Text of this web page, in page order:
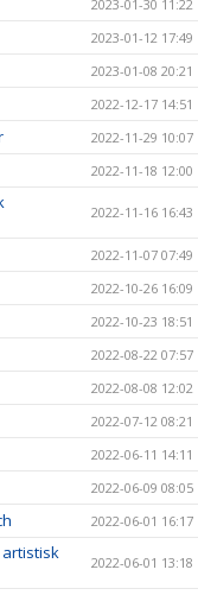
2023-01-30 11:22
2023-01-12 17:49
2023-01-08 20:21
2022-12-17 14:51
2022-11-29 10:07
2022-11-18 12:00
2022-11-16 16:43
2022-11-07 07:49
2022-10-26 16:09
2022-10-23 18:51
2022-08-22 07:57
2022-08-08 12:02
2022-07-12 08:21
2022-06-11 14:11
2022-06-09 08:05
2022-06-01 16:17
artistisk
2022-06-01 13:18